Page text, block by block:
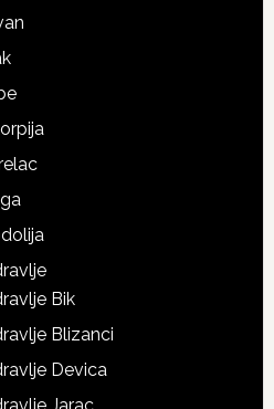
Bik
Blizanci
Devica